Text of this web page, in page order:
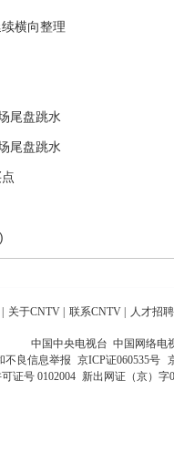
横向整理
尾盘跳水
尾盘跳水
| 关于CNTV | 联系CNTV | 人才招聘
中国中央电视台 中国网络电
不良信息举报 京ICP证060535号
证号 0102004 新出网证（京）